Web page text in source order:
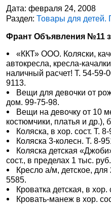
Дата: февраля 24, 2008
Раздел:Товары для детей.
Франт Объявления №11
«ККТ» ООО. Коляски,
автокресла, кресла-
наличный расчет! Т. 54-59-
9113.
Вещи для девочки от
дом. 99-75-98.
Вещи на девочку от 10
костюмчики, платья и др.),
Коляска, в хор. сост. Т.
Коляска 3-колесн. Т. 8-
Коляска детская
сост., в пределах 1 тыс.
Кресло а/м, детское,
5585.
Кроватка детская, в
Кровать-манеж в хор.